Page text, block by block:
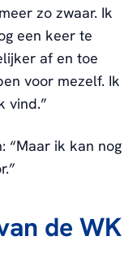
zo zwaar. Ik
een keer te
af en toe
voor mezelf. Ik
vind.”
“Maar ik kan nog
de WK